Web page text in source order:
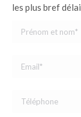
les plus bref